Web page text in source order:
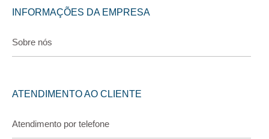
INFORMAÇÕES DA EMPRESA
Sobre nós
ATENDIMENTO AO CLIENTE
Atendimento por telefone